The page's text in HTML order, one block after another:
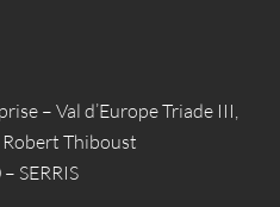
– Val d’Europe Triade III,
Thiboust
SERRIS